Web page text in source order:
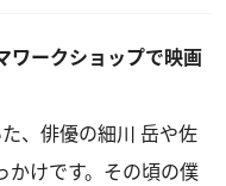
ークショップで映画
、俳優の細川 岳や佐
かけです。その頃の僕